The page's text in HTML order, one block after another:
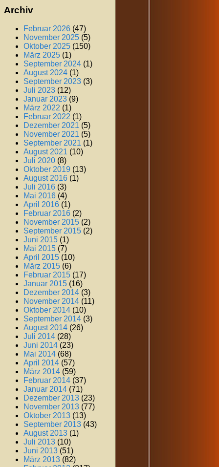
Archiv
Februar 2026 (47)
November 2025 (5)
Oktober 2025 (150)
März 2025 (1)
September 2024 (1)
August 2024 (1)
September 2023 (3)
Juli 2023 (12)
Januar 2023 (9)
März 2022 (1)
Februar 2022 (1)
Dezember 2021 (5)
November 2021 (5)
September 2021 (1)
August 2021 (10)
Juli 2020 (8)
Oktober 2019 (13)
August 2016 (1)
Juli 2016 (3)
Mai 2016 (4)
April 2016 (1)
Februar 2016 (2)
November 2015 (2)
September 2015 (2)
Juni 2015 (1)
Mai 2015 (7)
April 2015 (10)
März 2015 (6)
Februar 2015 (17)
Januar 2015 (16)
Dezember 2014 (3)
November 2014 (11)
Oktober 2014 (10)
September 2014 (3)
August 2014 (26)
Juli 2014 (28)
Juni 2014 (23)
Mai 2014 (68)
April 2014 (57)
März 2014 (59)
Februar 2014 (37)
Januar 2014 (71)
Dezember 2013 (23)
November 2013 (77)
Oktober 2013 (13)
September 2013 (43)
August 2013 (1)
Juli 2013 (10)
Juni 2013 (51)
März 2013 (82)